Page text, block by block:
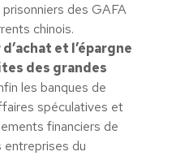
des GAFA
chinois.
et l’épargne
des grandes
les banques de
spéculatives et
financiers de
entreprises du